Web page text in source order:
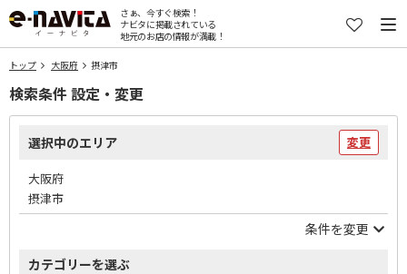
さぁ、今すぐ検索！
ナビタに掲載されている
地元のお店の情報が満載！
トップ 大阪府 摂津市
検索条件 設定・変更
選択中のエリア 変更
大阪府
摂津市
条件を変更
カテゴリーを選ぶ